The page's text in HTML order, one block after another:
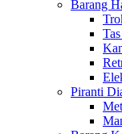
Barang
Piranti